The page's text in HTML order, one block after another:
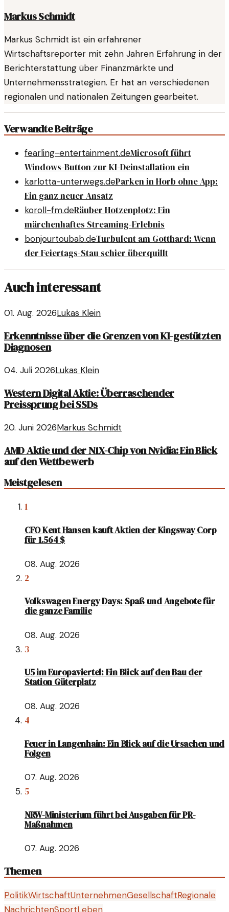
Markus Schmidt
Markus Schmidt ist ein erfahrener
Wirtschaftsreporter mit zehn Jahren Erfahrung in der
Berichterstattung über Finanzmärkte und
Unternehmensstrategien. Er hat an verschiedenen
regionalen und nationalen Zeitungen gearbeitet.
Verwandte Beiträge
fearling-entertainment.deMicrosoft führt
Windows-Button zur KI-Deinstallation ein
karlotta-unterwegs.deParken in Horb ohne App:
Ein ganz neuer Ansatz
koroll-fm.deRäuber Hotzenplotz: Ein
märchenhaftes Streaming-Erlebnis
bonjourtoubab.deTurbulent am Gotthard: Wenn
der Feiertags-Stau schier überquillt
Auch interessant
01. Aug. 2026Lukas Klein
Erkenntnisse über die Grenzen von KI-gestützten
Diagnosen
04. Juli 2026Lukas Klein
Western Digital Aktie: Überraschender
Preissprung bei SSDs
20. Juni 2026Markus Schmidt
AMD Aktie und der N1X-Chip von Nvidia: Ein Blick
auf den Wettbewerb
Meistgelesen
1
CFO Kent Hansen kauft Aktien der Kingsway Corp
für 1.564 $
08. Aug. 2026
2
Volkswagen Energy Days: Spaß und Angebote für
die ganze Familie
08. Aug. 2026
3
U5 im Europaviertel: Ein Blick auf den Bau der
Station Güterplatz
08. Aug. 2026
4
Feuer in Langenhain: Ein Blick auf die Ursachen und
Folgen
07. Aug. 2026
5
NRW-Ministerium führt bei Ausgaben für PR-
Maßnahmen
07. Aug. 2026
Themen
PolitikWirtschaftUnternehmenGesellschaftRegionale
NachrichtenSportLeben